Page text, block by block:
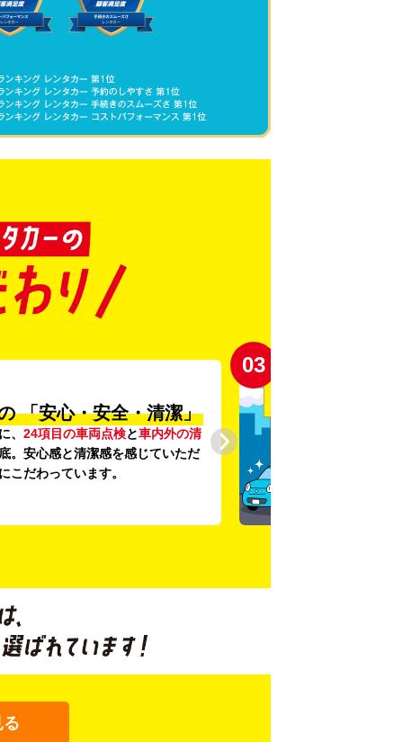
「安心・安全・清潔」
、 24項目の車両点検と車内外の清
。安心感と清潔感を感じていただ
こだわっています。
03